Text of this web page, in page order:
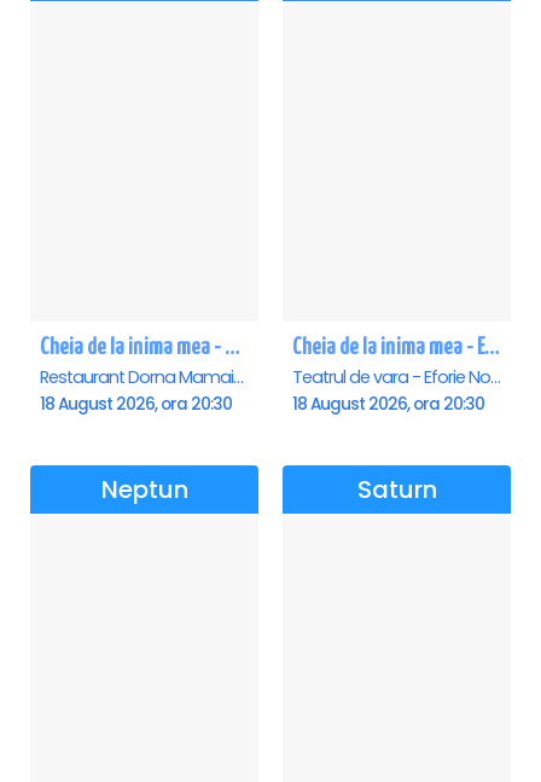
Cheia de la inima mea - Mamaia
Restaurant Dorna Mamaia, Mamaia
18 August 2026, ora 20:30
Cheia de la inima mea - Eforie Nord
Teatrul de vara - Eforie Nord, Eforie-Nord
18 August 2026, ora 20:30
Neptun Saturn